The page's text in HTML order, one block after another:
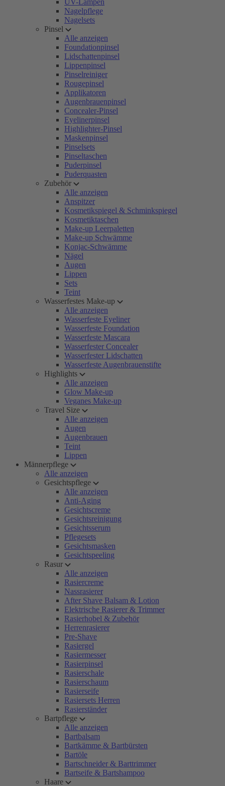
UV-Lampen
Nagelpflege
Nagelsets
Pinsel
Alle anzeigen
Foundationpinsel
Lidschattenpinsel
Lippenpinsel
Pinselreiniger
Rougepinsel
Applikatoren
Augenbrauenpinsel
Concealer-Pinsel
Eyelinerpinsel
Highlighter-Pinsel
Maskenpinsel
Pinselsets
Pinseltaschen
Puderpinsel
Puderquasten
Zubehör
Alle anzeigen
Anspitzer
Kosmetikspiegel & Schminkspiegel
Kosmetiktaschen
Make-up Leerpaletten
Make-up Schwämme
Konjac-Schwämme
Nägel
Augen
Lippen
Sets
Teint
Wasserfestes Make-up
Alle anzeigen
Wasserfeste Eyeliner
Wasserfeste Foundation
Wasserfeste Mascara
Wasserfester Concealer
Wasserfester Lidschatten
Wasserfeste Augenbrauenstifte
Highlights
Alle anzeigen
Glow Make-up
Veganes Make-up
Travel Size
Alle anzeigen
Augen
Augenbrauen
Teint
Lippen
Männerpflege
Alle anzeigen
Gesichtspflege
Alle anzeigen
Anti-Aging
Gesichtscreme
Gesichtsreinigung
Gesichtsserum
Pflegesets
Gesichtsmasken
Gesichtspeeling
Rasur
Alle anzeigen
Rasiercreme
Nassrasierer
After Shave Balsam & Lotion
Elektrische Rasierer & Trimmer
Rasierhobel & Zubehör
Herrenrasierer
Pre-Shave
Rasiergel
Rasiermesser
Rasierpinsel
Rasierschale
Rasierschaum
Rasierseife
Rasiersets Herren
Rasierständer
Bartpflege
Alle anzeigen
Bartbalsam
Bartkämme & Bartbürsten
Bartöle
Bartschneider & Barttrimmer
Bartseife & Bartshampoo
Haare